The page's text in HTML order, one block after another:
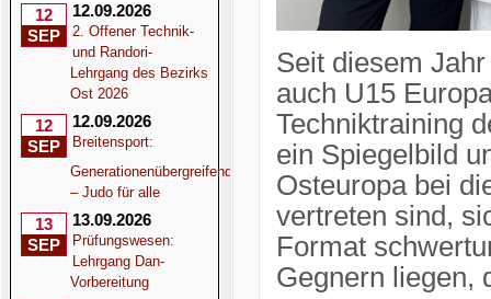
12
SEP
12.09.2026
2. Offener Technik-
und Randori-
Lehrgang des Bezirks
Ost 2026
12
SEP
12.09.2026
Breitensport:
Generationenübergreifend
– Judo für alle
13
SEP
13.09.2026
Prüfungswesen:
Lehrgang Dan-
Vorbereitung
Seit diesem
auch U15
Techniktraining
ein Spiegelbild
Osteuropa bei
vertreten sind,
Format
Gegnern liegen,